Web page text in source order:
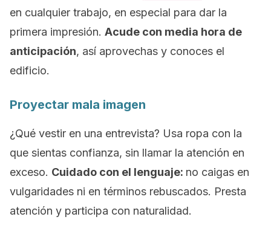
en cualquier trabajo, en especial para dar la
primera impresión. Acude con media hora de
anticipación, así aprovechas y conoces el
edificio.
Proyectar mala imagen
¿Qué vestir en una entrevista? Usa ropa con la
que sientas confianza, sin llamar la atención en
exceso. Cuidado con el lenguaje: no caigas en
vulgaridades ni en términos rebuscados. Presta
atención y participa con naturalidad.